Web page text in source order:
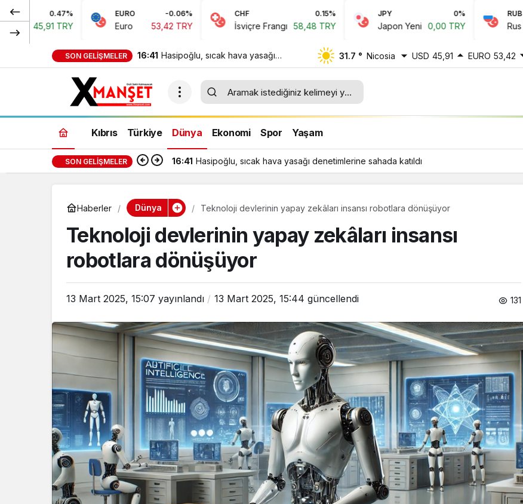
EURO -0.06%
Euro 53,42 TRY
CHF 0.15%
İsviçre Frangı 58,48 TRY
JPY 0%
Japon Yeni 0,00 TRY
0.1%
Rus Rublesi 0,64 TRY
SON GELIŞMELER 16:41 Hasipoğlu, sıcak hava yasağı
denetimlerine sahada katıldı
31.7 ° Nicosia USD 45,91 EURO 53,42
Kıbrıs Türkiye Dünya Ekonomi Spor Yaşam
SON GELIŞMELER 16:41 Hasipoğlu, sıcak hava yasağı denetimlerine sahada katıldı
Haberler Dünya Teknoloji devlerinin yapay zekâları insansı robotlara dönüşüyor
Teknoloji devlerinin yapay zekâları insansı
robotlara dönüşüyor
13 Mart 2025, 15:07 yayınlandı 13 Mart 2025, 15:44 güncellendi 131